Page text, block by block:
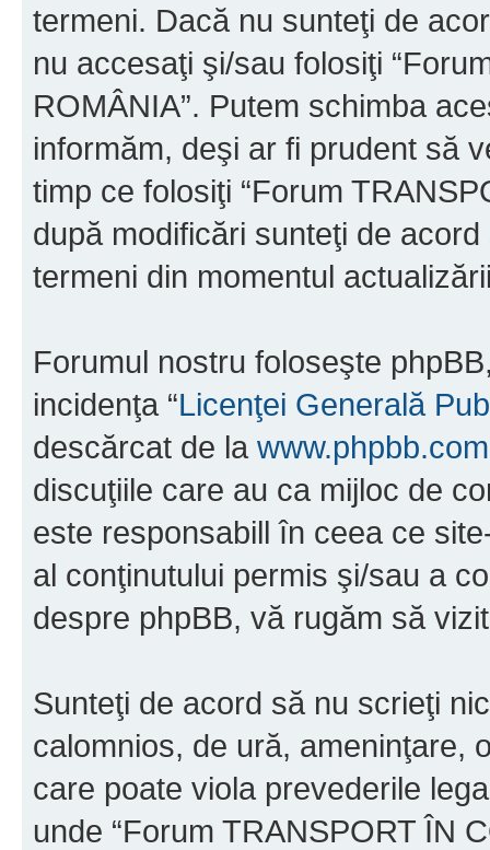
termeni. Dacă nu sunteţi de
nu accesaţi şi/sau folosiţi
ROMÂNIA”. Putem schimba
informăm, deşi ar fi prudent să
timp ce folosiţi “Forum
după modificări sunteţi de
termeni din momentul
Forumul nostru foloseşte
incidenţa “Licenţei Generală
descărcat de la www.phpbb.com
discuţiile care au ca mijloc de
este responsabill în ceea ce
al conţinutului permis şi/sau a
despre phpBB, vă rugăm să
Sunteţi de acord să nu scrieţi
calomnios, de ură, ameninţare,
care poate viola prevederile
unde “Forum TRANSPORT ÎN